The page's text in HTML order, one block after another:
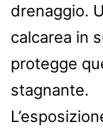
drenaggio.
calcarea in
protegge
stagnante.